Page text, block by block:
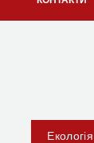
Екологія